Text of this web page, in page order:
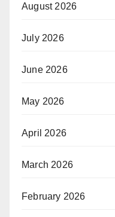
August 2026
July 2026
June 2026
May 2026
April 2026
March 2026
February 2026